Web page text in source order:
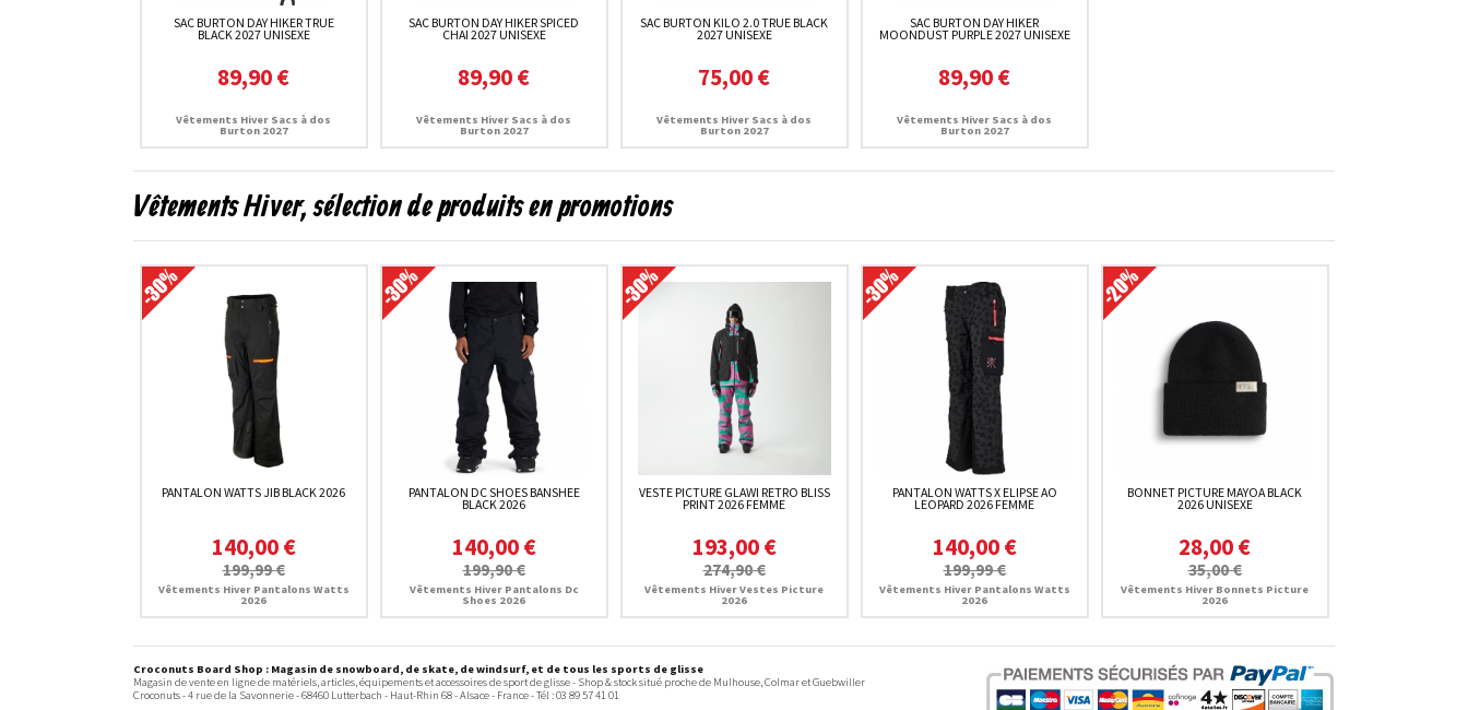
SAC BURTON DAY HIKER TRUE
BLACK 2027 UNISEXE
89,90 €
Vêtements Hiver Sacs à dos
Burton 2027
SAC BURTON DAY HIKER SPICED
CHAI 2027 UNISEXE
89,90 €
Vêtements Hiver Sacs à dos
Burton 2027
SAC BURTON KILO 2.0 TRUE BLACK
2027 UNISEXE
75,00 €
Vêtements Hiver Sacs à dos
Burton 2027
SAC BURTON DAY HIKER
MOONDUST PURPLE 2027 UNISEXE
89,90 €
Vêtements Hiver Sacs à dos
Burton 2027
Vêtements Hiver, sélection de produits en promotions
PANTALON WATTS JIB BLACK 2026
140,00 €
199,99 €
Vêtements Hiver Pantalons Watts
2026
PANTALON DC SHOES BANSHEE
BLACK 2026
140,00 €
199,90 €
Vêtements Hiver Pantalons Dc
Shoes 2026
VESTE PICTURE GLAWI RETRO BLISS
PRINT 2026 FEMME
193,00 €
274,90 €
Vêtements Hiver Vestes Picture
2026
PANTALON WATTS X ELIPSE AO
LEOPARD 2026 FEMME
140,00 €
199,99 €
Vêtements Hiver Pantalons Watts
2026
BONNET PICTURE MAYOA BLACK
2026 UNISEXE
28,00 €
35,00 €
Vêtements Hiver Bonnets Picture
2026
Croconuts Board Shop : Magasin de snowboard, de skate, de windsurf, et de tous les sports de glisse
Magasin de vente en ligne de matériels, articles, équipements et accessoires de sport de glisse - Shop & stock situé proche de Mulhouse, Colmar et Guebwiller
Croconuts -4 rue de la Savonnerie-68460 Lutterbach - Haut-Rhin 68 -Alsace- France- Tél :03 89 57 41 01